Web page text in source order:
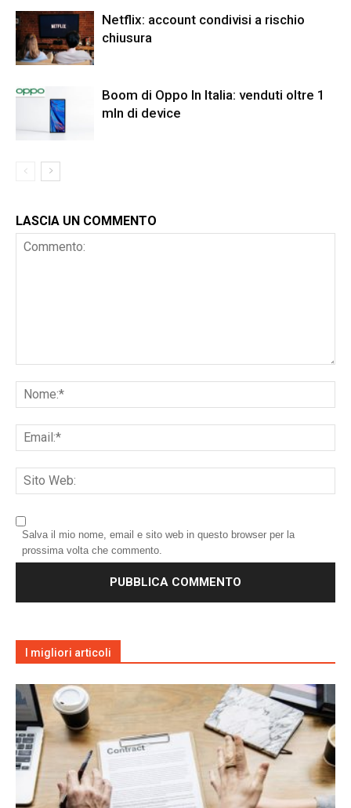
Netflix: account condivisi a rischio
chiusura
Boom di Oppo In Italia: venduti oltre 1
mln di device
LASCIA UN COMMENTO
Salva il mio nome, email e sito web in questo browser per la
prossima volta che commento.
I migliori articoli